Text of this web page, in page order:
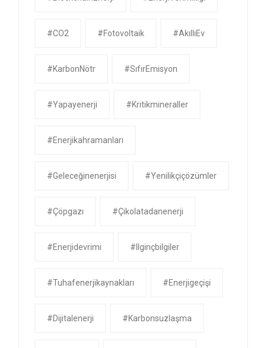
#CO2 #Fotovoltaik #AkıllıEv
#KarbonNötr #SıfırEmisyon
#yapayenerji #kritikmineraller
#enerjikahramanları
#geleceğinenerjisi #yenilikçiçözümler
#çöpgazı #çikolatadanenerji
#enerjidevrimi #ilginçbilgiler
#tuhafenerjikaynakları #enerjigeçişi
#dijitalenerji #karbonsuzlaşma